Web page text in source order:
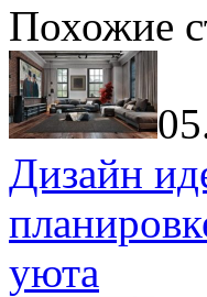
Похожие
Дизайн
уюта